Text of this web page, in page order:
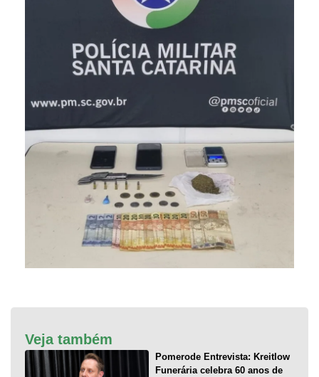
Veja também
Pomerode Entrevista: Kreitlow
Funerária celebra 60 anos de